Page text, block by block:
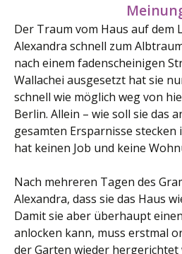
Der Traum vom Haus auf dem
Alexandra schnell zum
nach einem fadenscheinigen
Wallachei ausgesetzt hat sie
schnell wie möglich weg von
Berlin. Allein – wie soll sie das
gesamten Ersparnisse stecken
hat keinen Job und keine
Nach mehreren Tagen des
Alexandra, dass sie das Haus
Damit sie aber überhaupt
anlocken kann, muss erstmal
der Garten wieder hergerichtet